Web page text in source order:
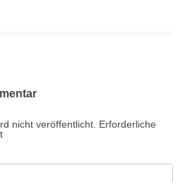
nicht veröffentlicht. Erforderliche